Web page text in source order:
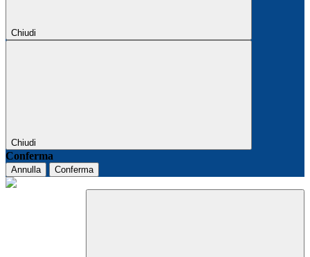
Chiudi
Chiudi
Conferma
Annulla Conferma